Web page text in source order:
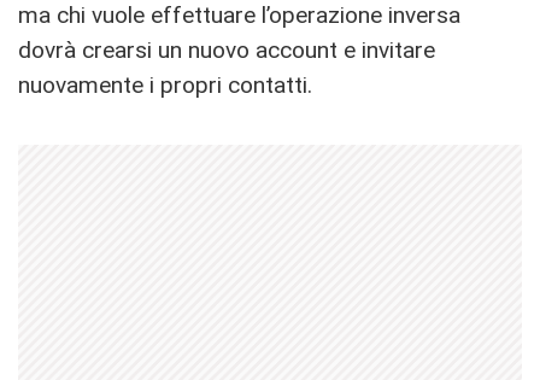
ma chi vuole effettuare l’operazione inversa
dovrà crearsi un nuovo account e invitare
nuovamente i propri contatti.